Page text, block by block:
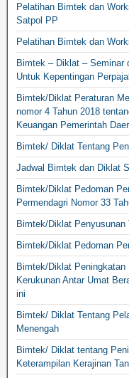
Pelatihan Bimtek dan
Satpol PP
Pelatihan Bimtek dan
Bimtek – Diklat – Seminar
Untuk Kepentingan
Bimtek/Diklat Peraturan
nomor 4 Tahun 2018
Keuangan Pemerintah
Bimtek/ Diklat Tentang
Jadwal Bimtek dan Diklat
Bimtek/Diklat Pedoman
Permendagri Nomor 33
Bimtek/Diklat Penyusunan
Bimtek/Diklat Pedoman
Bimtek/Diklat
Kerukunan Antar Umat
ini
Bimtek/ Diklat Tentang
Menengah
Bimtek/ Diklat tentang
Keterampilan Kerajinan